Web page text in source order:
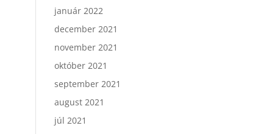
január 2022
december 2021
november 2021
október 2021
september 2021
august 2021
júl 2021